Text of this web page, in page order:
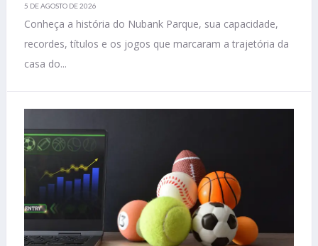
5 DE AGOSTO DE 2026
Conheça a história do Nubank Parque, sua capacidade,
recordes, títulos e os jogos que marcaram a trajetória da
casa do...